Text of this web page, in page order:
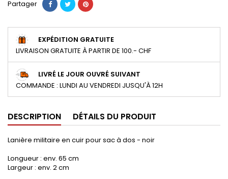
Partager
EXPÉDITION GRATUITE
LIVRAISON GRATUITE À PARTIR DE 100.- CHF
LIVRÉ LE JOUR OUVRÉ SUIVANT
COMMANDE : LUNDI AU VENDREDI JUSQU'À 12H
DESCRIPTION DÉTAILS DU PRODUIT
Lanière militaire en cuir pour sac à dos - noir
Longueur : env. 65 cm
Largeur : env. 2 cm